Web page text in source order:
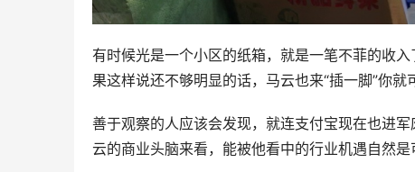
有时候光是一个小区的纸箱，就是一笔不菲的收
果这样说还不够明显的话，马云也来“插一脚”你就
善于观察的人应该会发现，就连支付宝现在也进
云的商业头脑来看，能被他看中的行业机遇自然是